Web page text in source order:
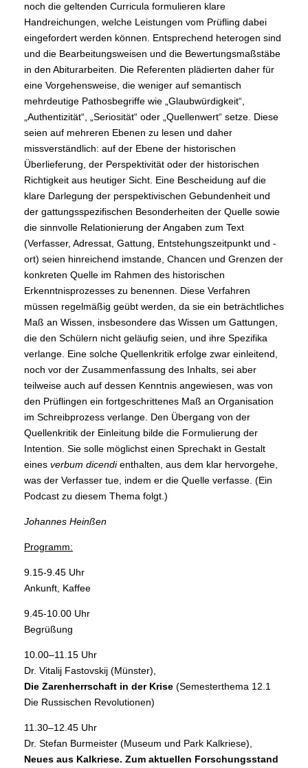
noch die geltenden Curricula formulieren klare
Handreichungen, welche Leistungen vom Prüfling dabei
eingefordert werden können. Entsprechend heterogen sind
und die Bearbeitungsweisen und die Bewertungsmaßstäbe
in den Abiturarbeiten. Die Referenten plädierten daher für
eine Vorgehensweise, die weniger auf semantisch
mehrdeutige Pathosbegriffe wie „Glaubwürdigkeit“,
„Authentizität“, „Seriosität“ oder „Quellenwert“ setze. Diese
seien auf mehreren Ebenen zu lesen und daher
missverständlich: auf der Ebene der historischen
Überlieferung, der Perspektivität oder der historischen
Richtigkeit aus heutiger Sicht. Eine Bescheidung auf die
klare Darlegung der perspektivischen Gebundenheit und
der gattungsspezifischen Besonderheiten der Quelle sowie
die sinnvolle Relationierung der Angaben zum Text
(Verfasser, Adressat, Gattung, Entstehungszeitpunkt und -
ort) seien hinreichend imstande, Chancen und Grenzen der
konkreten Quelle im Rahmen des historischen
Erkenntnisprozesses zu benennen. Diese Verfahren
müssen regelmäßig geübt werden, da sie ein beträchtliches
Maß an Wissen, insbesondere das Wissen um Gattungen,
die den Schülern nicht geläufig seien, und ihre Spezifika
verlange. Eine solche Quellenkritik erfolge zwar einleitend,
noch vor der Zusammenfassung des Inhalts, sei aber
teilweise auch auf dessen Kenntnis angewiesen, was von
den Prüflingen ein fortgeschrittenes Maß an Organisation
im Schreibprozess verlange. Den Übergang von der
Quellenkritik der Einleitung bilde die Formulierung der
Intention. Sie solle möglichst einen Sprechakt in Gestalt
eines verbum dicendienthalten, aus dem klar hervorgehe,
was der Verfasser tue, indem er die Quelle verfasse. (Ein
Podcast zu diesem Thema folgt.)
Johannes Heinßen
Programm:
9.15-9.45 Uhr
Ankunft, Kaffee
9.45-10.00 Uhr
Begrüßung
10.00–11.15 Uhr
Dr. Vitalij Fastovskij (Münster),
Die Zarenherrschaft in der Krise (Semesterthema 12.1
Die Russischen Revolutionen)
11.30–12.45 Uhr
Dr. Stefan Burmeister (Museum und Park Kalkriese),
Neues aus Kalkriese. Zum aktuellen Forschungsstand